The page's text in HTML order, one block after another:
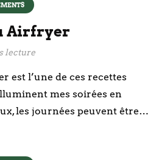
Airfryer
lecture
est l’une de ces recettes
mes soirées en
les journées peuvent être…